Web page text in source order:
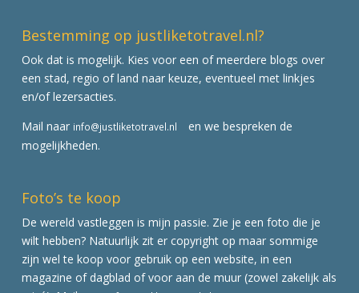
Bestemming op justliketotravel.nl?
Ook dat is mogelijk. Kies voor een of meerdere blogs over
een stad, regio of land naar keuze, eventueel met linkjes
en/of lezersacties.
Mail naar info@justliketotravel.nl
en we bespreken de
mogelijkheden.
Foto’s te koop
De wereld vastleggen is mijn passie. Zie je een foto die je
wilt hebben? Natuurlijk zit er copyright op maar sommige
zijn wel te koop voor gebruik op een website, in een
magazine of dagblad of voor aan de muur (zowel zakelijk als